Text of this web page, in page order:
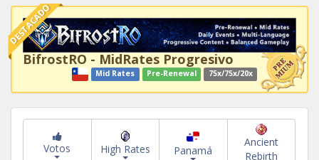
DESTACADO
BifrostRO - MidRates Progresivo
Mid Rates Pre-Renewal 75x/75x/20x
Votos High Rates Panamá
Ancient
Rebirth